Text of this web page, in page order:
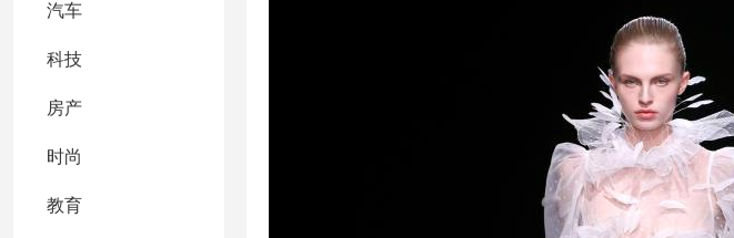
汽车
科技
房产
时尚
教育